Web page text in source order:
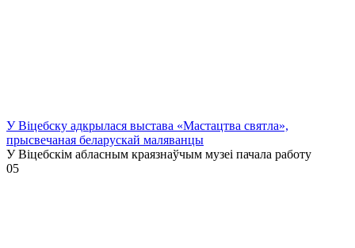
У Віцебску адкрылася выстава «Мастацтва святла»,
прысвечаная беларускай маляванцы
У Віцебскім абласным краязнаўчым музеі пачала работу
05